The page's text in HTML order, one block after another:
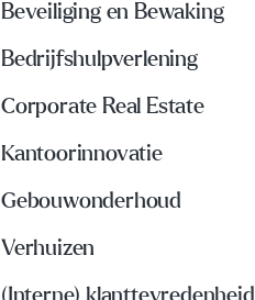
Beveiliging en Bewaking
Bedrijfshulpverlening
Corporate Real Estate
Kantoorinnovatie
Gebouwonderhoud
Verhuizen
(Interne) klanttevredenheid